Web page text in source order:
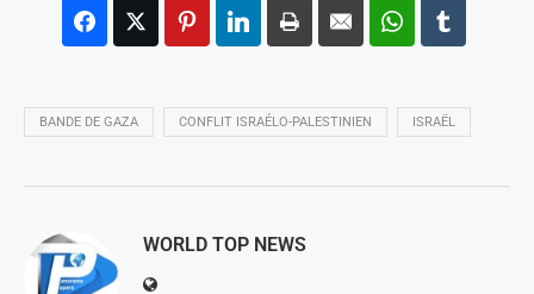
BANDE DE GAZA CONFLIT ISRAÉLO-PALESTINIEN ISRAËL
WORLD TOP NEWS